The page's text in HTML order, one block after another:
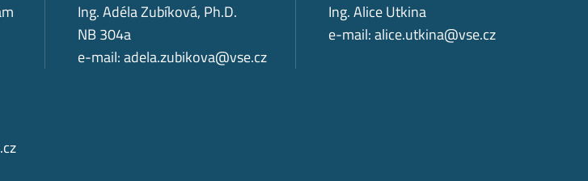
Ing. Adéla Zubíková, Ph.D.
NB 304a
e-mail:adela.zubikova@vse.cz
Ing. Alice Utkina
e-mail:alice.utkina@vse.cz